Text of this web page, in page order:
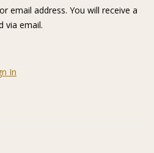
email address. You will receive a
via email.
In